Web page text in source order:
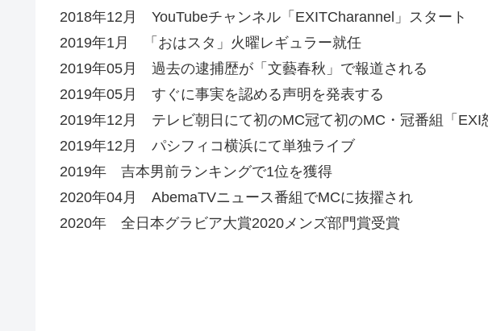
2018年12月 YouTubeチャンネル「EXITCharannel」スタート
2019年1月 「おはスタ」火曜レギュラー就任
2019年05月 過去の逮捕歴が「文藝春秋」で報道される
2019年05月 すぐに事実を認める声明を発表する
2019年12月 テレビ朝日にて初のMC冠て初のMC・冠番組「EXI
2019年12月 パシフィコ横浜にて単独ライブ
2019年 吉本男前ランキングで1位を獲得
2020年04月 AbemaTVニュース番組でMCに抜擢され
2020年 全日本グラビア大賞2020メンズ部門賞受賞